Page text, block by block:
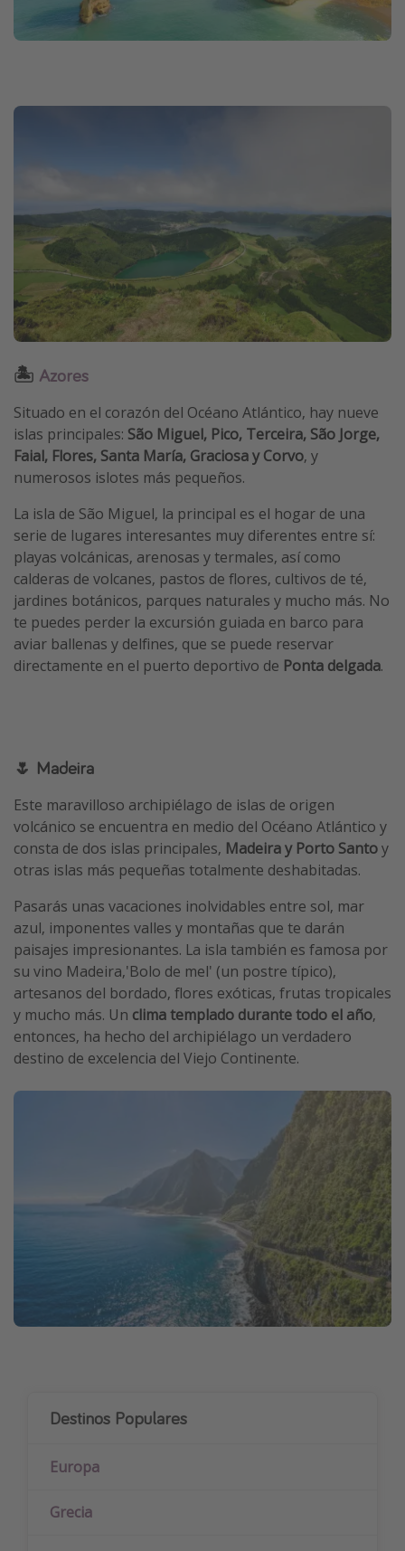
🏝 Azores
Situado en el corazón del Océano Atlántico, hay nueve
islas principales: São Miguel, Pico, Terceira, São Jorge,
Faial, Flores, Santa María, Graciosa y Corvo, y
numerosos islotes más pequeños.
La isla de São Miguel, la principal es el hogar de una
serie de lugares interesantes muy diferentes entre sí:
playas volcánicas, arenosas y termales, así como
calderas de volcanes, pastos de flores, cultivos de té,
jardines botánicos, parques naturales y mucho más. No
te puedes perder la excursión guiada en barco para
aviar ballenas y delfines, que se puede reservar
directamente en el puerto deportivo de Ponta delgada.
🌷 Madeira
Este maravilloso archipiélago de islas de origen
volcánico se encuentra en medio del Océano Atlántico y
consta de dos islas principales, Madeira y Porto Santoy
otras islas más pequeñas totalmente deshabitadas.
Pasarás unas vacaciones inolvidables entre sol, mar
azul, imponentes valles y montañas que te darán
paisajes impresionantes. La isla también es famosa por
su vino Madeira,'Bolo de mel' (un postre típico),
artesanos del bordado, flores exóticas, frutas tropicales
y mucho más. Un clima templado durante todo el año,
entonces, ha hecho del archipiélago un verdadero
destino de excelencia del Viejo Continente.
Destinos Populares
Europa
Grecia